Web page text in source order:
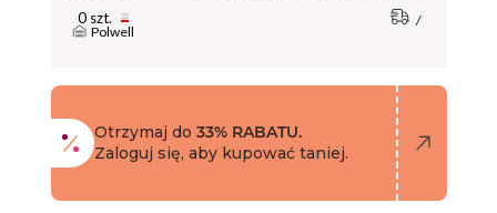
0 szt.
Polwell
Otrzymaj do 33% RABATU.
Zaloguj się, aby kupować taniej.